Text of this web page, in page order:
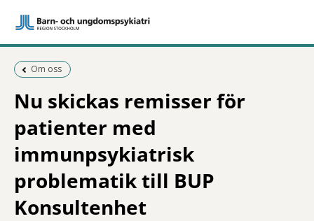
Föregående sida:
Om oss
Nu skickas remisser för
patienter med
immunpsykiatrisk
problematik till BUP
Konsultenhet